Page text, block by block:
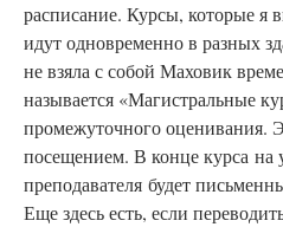
расписание. Курсы, которые я
идут одновременно в разных
не взяла с собой Маховик
называется «Магистральные
промежуточного оценивания.
посещением. В конце курса на
преподавателя будет
Еще здесь есть, если